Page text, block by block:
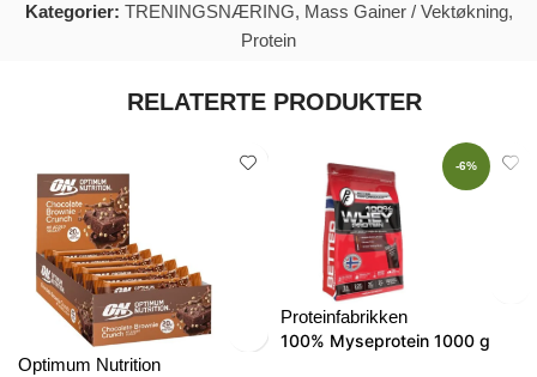
Kategorier: TRENINGSNÆRING, Mass Gainer / Vektøkning,
Protein
RELATERTE PRODUKTER
Optimum Nutrition
-6%
Proteinfabrikken
100% Myseprotein 1000 g